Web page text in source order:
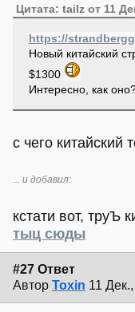
Цитата: tailz от 11
https://
Новый китайский
$1300
Интересно, как
с чего китайский
... и добавил:
кстати вот, труЪ
тыц сюды
#27 Ответ
Автор Toxin 11